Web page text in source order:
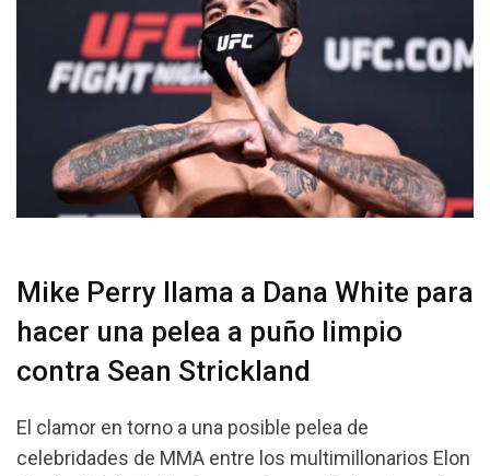
Mike Perry llama a Dana White para
hacer una pelea a puño limpio
contra Sean Strickland
El clamor en torno a una posible pelea de
celebridades de MMA entre los multimillonarios Elon